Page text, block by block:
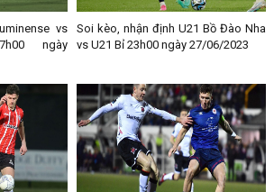
vs
ngày
Soi kèo, nhận định U21 Bồ Đào Nha
vs U21 Bỉ 23h00 ngày 27/06/2023